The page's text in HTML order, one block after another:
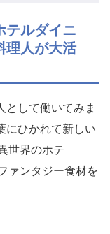
テルダイニ
理人が大活
として働いてみま
にひかれて新しい
世界のホテ
ァンタジー食材を